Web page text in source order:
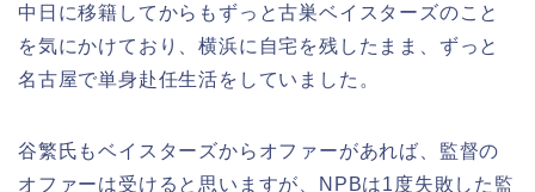
中日に移籍してからもずっと古巣ベイスターズのこと
を気にかけており、横浜に自宅を残したまま、ずっと
名古屋で単身赴任生活をしていました。
谷繁氏もベイスターズからオファーがあれば、監督の
オファーは受けると思いますが、NPBは1度失敗した監